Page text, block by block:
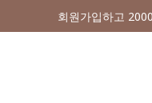
회원가입하고